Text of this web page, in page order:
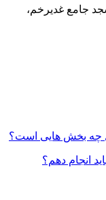
جامع غدیرخم،
چه بخش هایی است؟
انجام دهم؟